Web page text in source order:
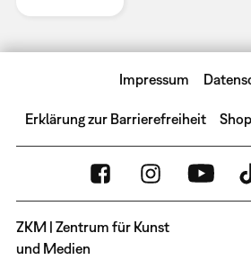
Impressum
Erklärung zur Barrierefreiheit
ZKM | Zentrum für Kunst
und Medien